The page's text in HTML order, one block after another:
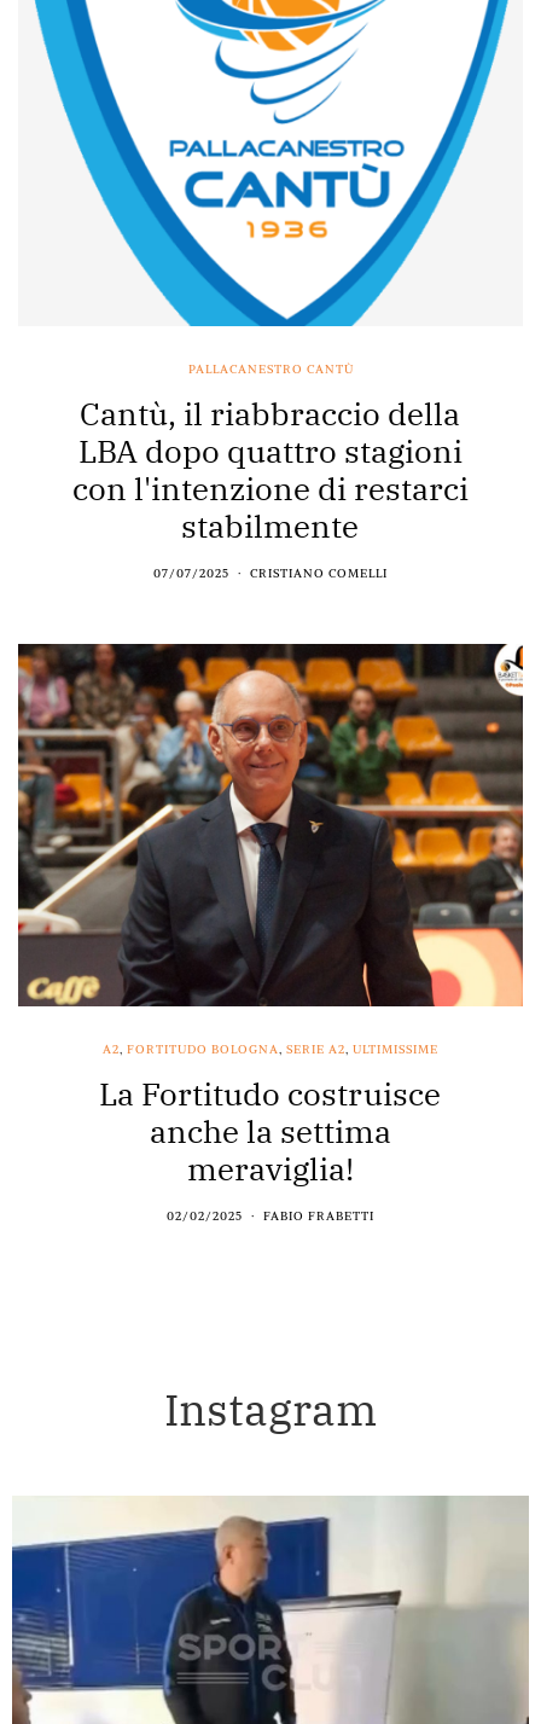
PALLACANESTRO CANTÙ
Cantù, il riabbraccio della
LBA dopo quattro stagioni
con l'intenzione di restarci
stabilmente
07/07/2025 CRISTIANO COMELLI
A2 FORTITUDO BOLOGNA SERIE A2 ULTIMISSIME
La Fortitudo costruisce
anche la settima
meraviglia!
02/02/2025 FABIO FRABETTI
Instagram